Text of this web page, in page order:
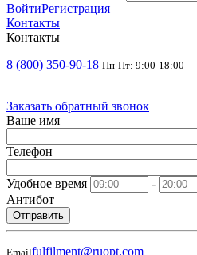
ВойтиРегистрация
Контакты
Контакты
8 (800) 350-90-18 Пн-Пт: 9:00-18:00
Заказать обратный звонок
Ваше имя
Телефон
Удобное время
-
Антибот
Отправить
Emailfulfilment@ruopt.com